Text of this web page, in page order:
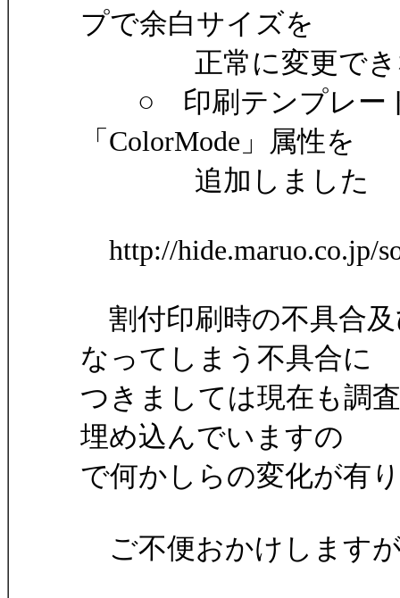
プで余白サイズを
正常に変更できな
○ 印刷テンプレート
「ColorMode」属性を
追加しました
http://hide.maruo.co.jp/
割付印刷時の不具合
なってしまう不具合に
つきましては現在も調
埋め込んでいますの
で何かしらの変化が有
ご不便おかけします